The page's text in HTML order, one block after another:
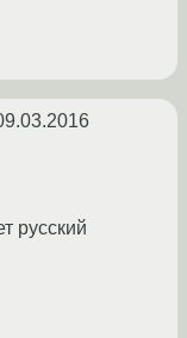
русский